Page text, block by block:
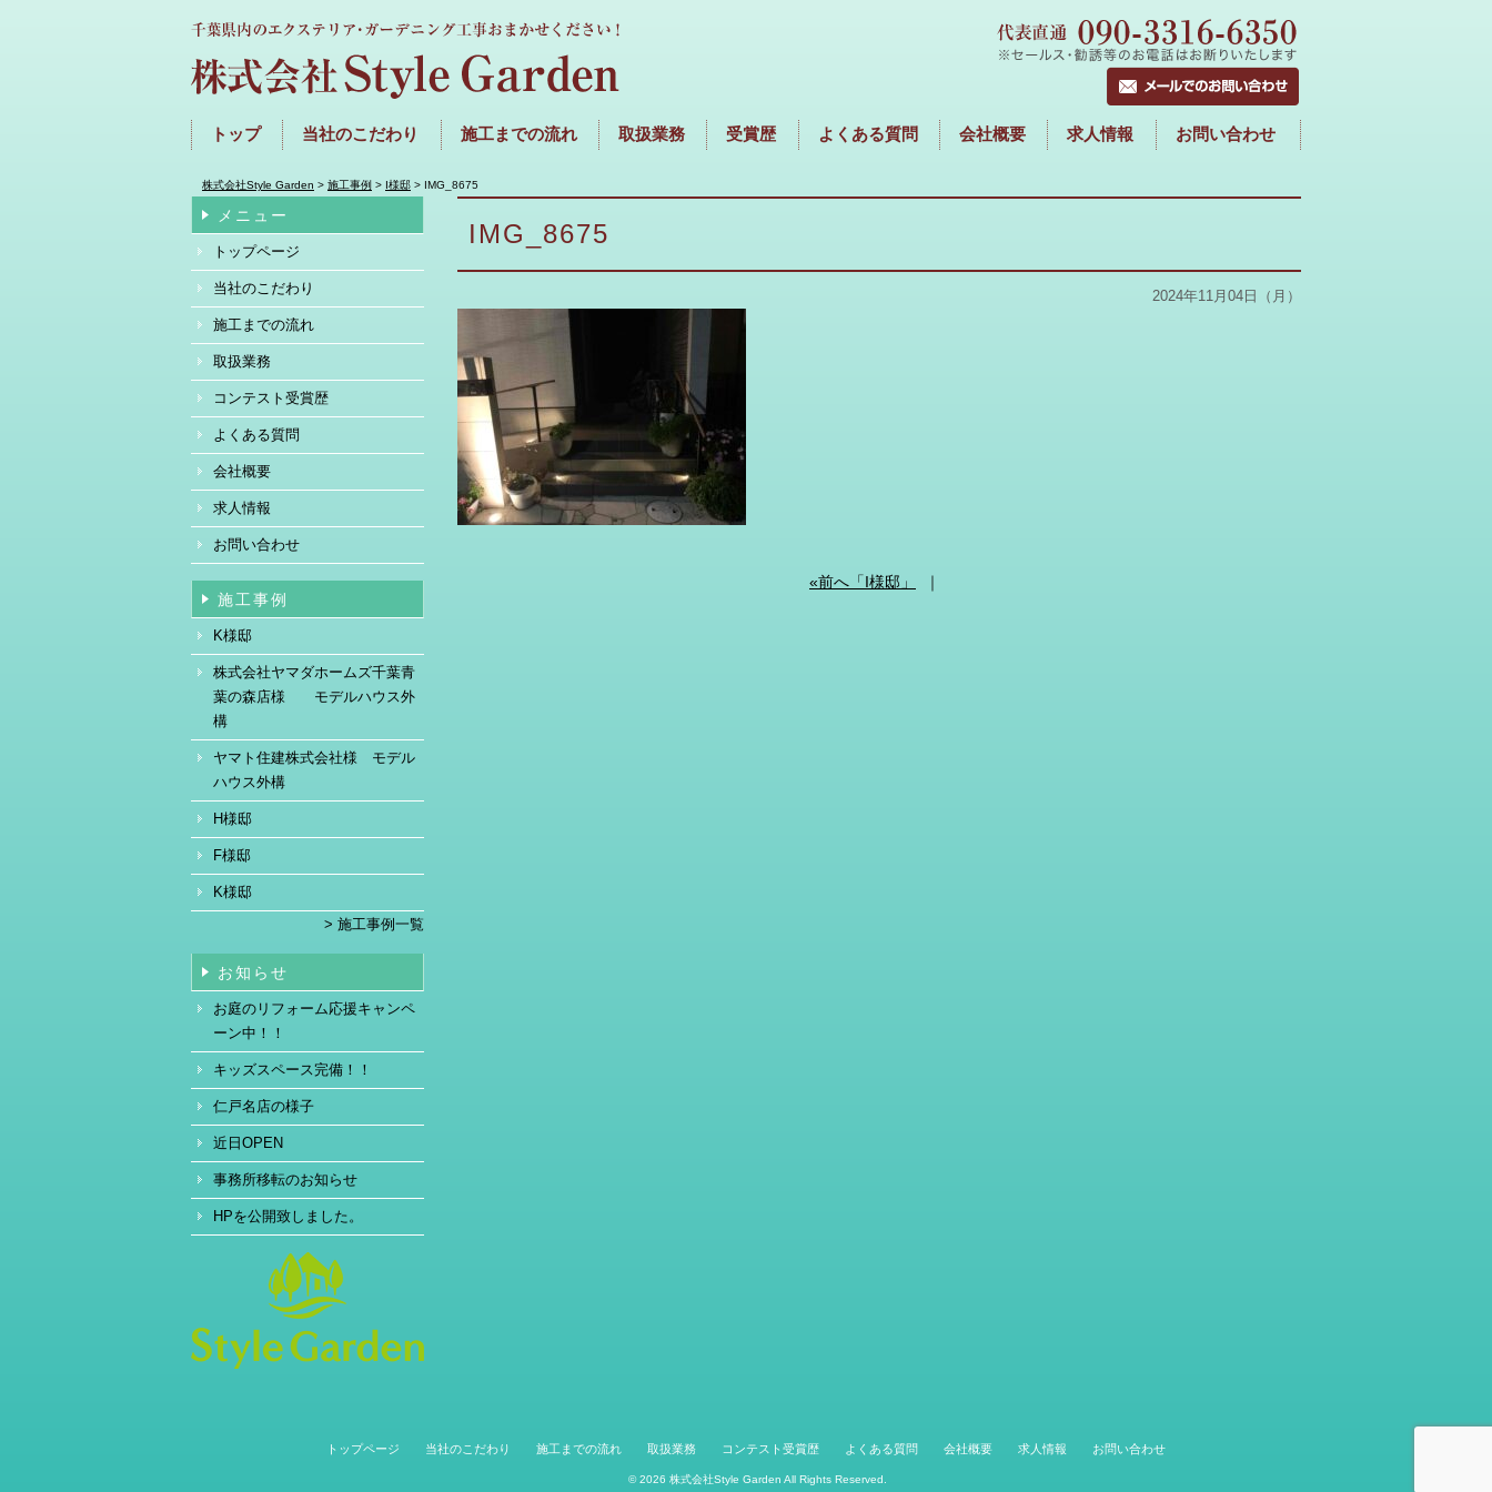
トップ 当社のこだわり 施工までの流れ 取扱業務 受賞歴 よくある質問 会社概要 求人情報 お問い合わせ
株式会社Style Garden > 施工事例 > I様邸 > IMG_8675
IMG_8675
2024年11月04日（月）
«前へ「I様邸」 ｜
メニュー
トップページ
当社のこだわり
施工までの流れ
取扱業務
コンテスト受賞歴
よくある質問
会社概要
求人情報
お問い合わせ
施工事例
K様邸
株式会社ヤマダホームズ千葉青
葉の森店様 モデルハウス外
構
ヤマト住建株式会社様 モデル
ハウス外構
H様邸
F様邸
K様邸
> 施工事例一覧
お知らせ
お庭のリフォーム応援キャンペ
ーン中！！
キッズスペース完備！！
仁戸名店の様子
近日OPEN
事務所移転のお知らせ
HPを公開致しました。
トップページ 当社のこだわり 施工までの流れ 取扱業務 コンテスト受賞歴 よくある質問 会社概要 求人情報 お問い合わせ
© 2026 株式会社Style Garden All Rights Reserved.